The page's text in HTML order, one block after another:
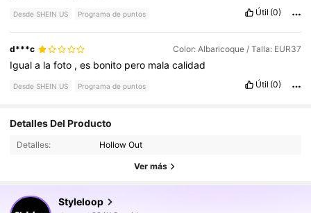
Desde SHEIN US Programa de puntos Útil (0)
d***c Color: Albaricoque / Talla: EUR37
Iguala lafoto ,es bonito pero malacalidad
Desde SHEIN US Programa de puntos Útil (0)
Detalles Del Producto
Detalles: Hollow Out
Ver más
Styleloop
4.90
234K Seguidores